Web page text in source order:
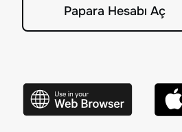
Papara Hesabı Aç